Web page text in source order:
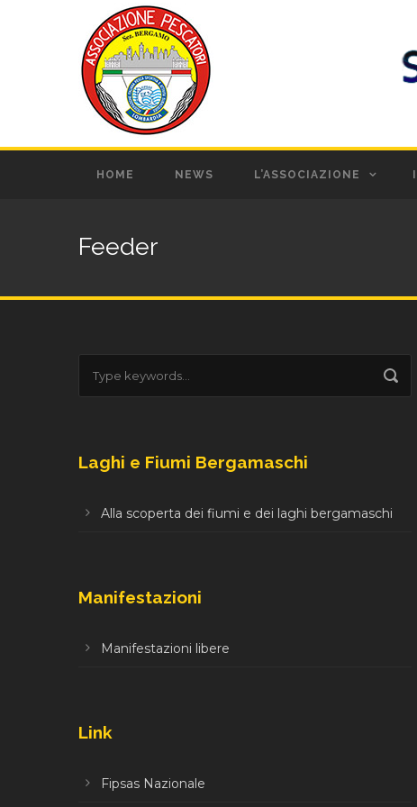
HOME NEWS L’ASSOCIAZIONE
Feeder
Laghi e Fiumi Bergamaschi
Alla scoperta dei fiumi e dei laghi bergamaschi
Manifestazioni
Manifestazioni libere
Link
Fipsas Nazionale